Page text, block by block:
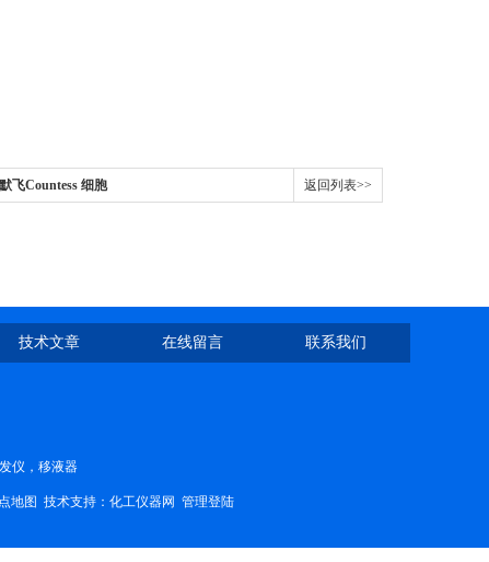
飞Countess 细胞 返回列表>>
技术文章 在线留言 联系我们
仪，移液器
地图 技术支持： 化工仪器网 管理登陆